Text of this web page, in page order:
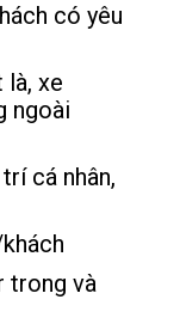
có yêu
xe
ngoài
cá nhân,
trong và